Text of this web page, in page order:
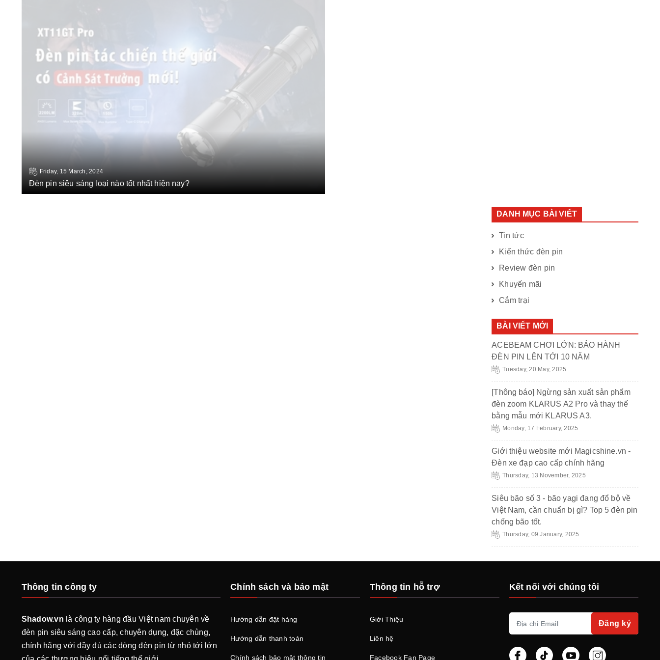
Friday, 15 March, 2024
Đèn pin siêu sáng loại nào tốt nhất hiện nay?
DANH MỤC BÀI VIẾT
Tin tức
Kiến thức đèn pin
Review đèn pin
Khuyến mãi
Cắm trại
BÀI VIẾT MỚI
ACEBEAM CHƠI LỚN: BẢO HÀNH
ĐÈN PIN LÊN TỚI 10 NĂM
Tuesday, 20 May, 2025
[Thông báo] Ngừng sản xuất sản phẩm
đèn zoom KLARUS A2 Pro và thay thế
bằng mẫu mới KLARUS A3.
Monday, 17 February, 2025
Giới thiệu website mới Magicshine.vn -
Đèn xe đạp cao cấp chính hãng
Thursday, 13 November, 2025
Siêu bão số 3 - bão yagi đang đổ bộ về
Việt Nam, cần chuẩn bị gì? Top 5 đèn pin
chống bão tốt.
Thursday, 09 January, 2025
Thông tin công ty
Shadow.vn là công ty hàng đầu Việt nam chuyên về
đèn pin siêu sáng cao cấp, chuyên dụng, đặc chủng,
chính hãng với đầy đủ các dòng đèn pin từ nhỏ tới lớn
Chính sách và bảo mật
Hướng dẫn đặt hàng
Hướng dẫn thanh toán
Chính sách bảo mật thông tin
Thông tin hỗ trợ
Giới Thiệu
Liên hệ
Facebook Fan Page
Kết nối với chúng tôi
Đăng ký